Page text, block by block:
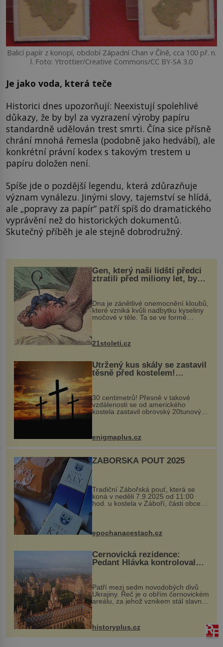
Balicí papír z konopí, období Západní Chan v Číně, cca 100 př. n.
l. Foto: Ytrottier/Creative Commons/CC BY-SA 3.0
Je jako voda, která teče
Historici dnes upozorňují: Neexistují spolehlivé
důkazy, že by byl za vyzrazení výroby papíru
standardně udělován trest smrti. Čína sice přísně
chrání mnohá řemesla (podobně jako hedvábí), ale
konkrétní právní kodex s takovým trestem u
papíru doložen není.
Spíše jde o pozdější legendu, která zdůrazňuje
význam vynálezu. Jinými slovy, tajemství se hlídá,
ale „popravy za papír“ patří spíš do dramatického
vyprávění než do historických dokumentů.
Skutečný příběh je ale stejně dobrodružný.
Gen, který naši lidští předci
ztratili před miliony let, by
mohl pomoci s léčbou
„nemoci králů“
Dna je zánětlivé onemocnění kloubů,
které vzniká kvůli nadbytku kyseliny
močové v těle. Ta se ve formě
nohou, a způsobuje bole...
21stoleti.cz
Utržený kus skály se zastavil
těsně před kostelem!
Ochránila ho boží síla?
30 centimetrů! Přesně v takové
vzdálenosti se od amerického
kostela zastavil obrovský 20tunový
...
enigmaplus.cz
ZÁBOŘSKÁ POUŤ 2025
Tradiční Zábořská pouť, která se
koná v neděli 7.9.2025 od 11:00
hod. u kostela v Záboří, části obce
Kly u Mělníka. V programu naleznete
komentovanou prohlídku kostela,
epochanacestach.cz
Černovická rezidence:
Pedant Hlávka kontroloval
Patří mezi sedm novodobých divů
Ukrajiny. Řeč je o obřím černovickém
areálu, za jehož vznikem stál slavný
český architekt Josef Hlávka. Ten si
na něm dal mimořádně záležet. Jeho
stavební plány by při ...
historyplus.cz